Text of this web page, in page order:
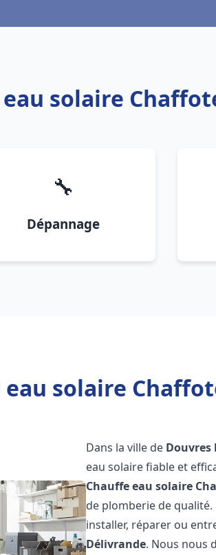
solaire
🔧
Dépannage
solaire
Dans la ville de Douvres
eau solaire fiable et
Chauffe eau solaire
de plomberie de
installer, réparer ou
Délivrande. Nous nous